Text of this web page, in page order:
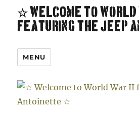
☆ Welcome to World
featuring the Jeep
MENU